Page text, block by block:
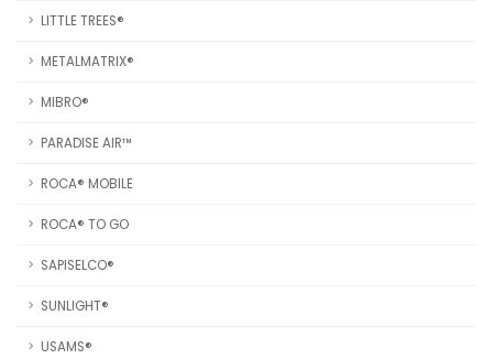
LITTLE TREES®
METALMATRIX®
MIBRO®
PARADISE AIR™
ROCA® MOBILE
ROCA® TO GO
SAPISELCO®
SUNLIGHT®
USAMS®